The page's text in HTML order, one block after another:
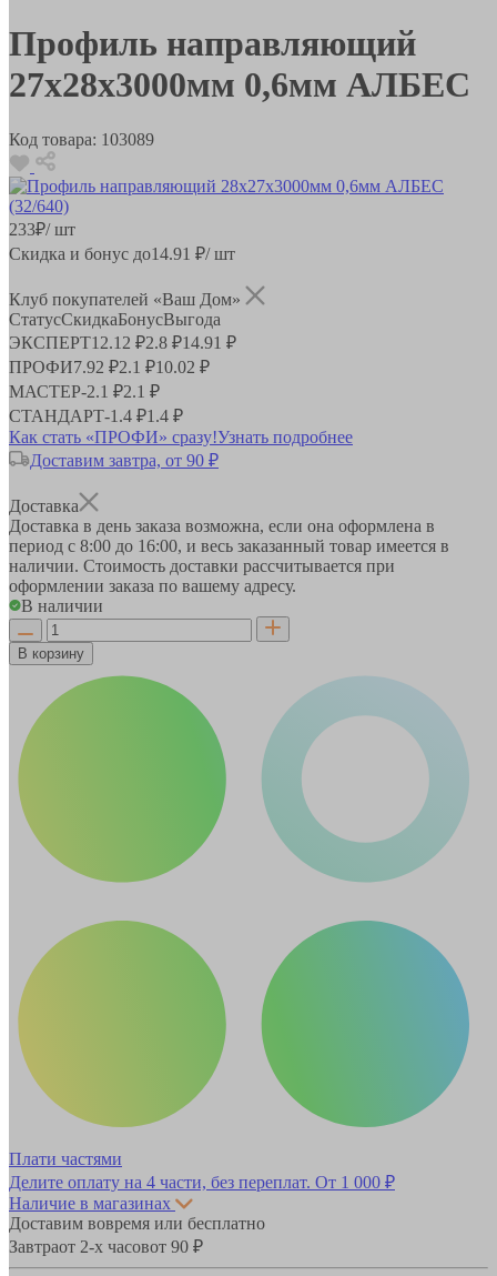
Профиль направляющий
27х28х3000мм 0,6мм АЛБЕС
Код товара: 103089
233₽/ шт
Скидка и бонус до14.91 ₽/ шт
Клуб покупателей «Ваш Дом»
СтатусСкидкаБонусВыгода
ЭКСПЕРТ12.12 ₽2.8 ₽14.91 ₽
ПРОФИ7.92 ₽2.1 ₽10.02 ₽
МАСТЕР-2.1 ₽2.1 ₽
СТАНДАРТ-1.4 ₽1.4 ₽
Как стать «ПРОФИ» сразу!Узнать подробнее
Доставим завтра, от 90 ₽
Доставка
Доставка в день заказа возможна, если она оформлена в
период с 8:00 до 16:00, и весь заказанный товар имеется в
наличии. Стоимость доставки рассчитывается при
оформлении заказа по вашему адресу.
В наличии
В корзину
Плати частями
Делите оплату на 4 части, без переплат. От 1 000 ₽
Наличие в магазинах
Доставим вовремя или бесплатно
Завтраот 2-х часовот 90 ₽